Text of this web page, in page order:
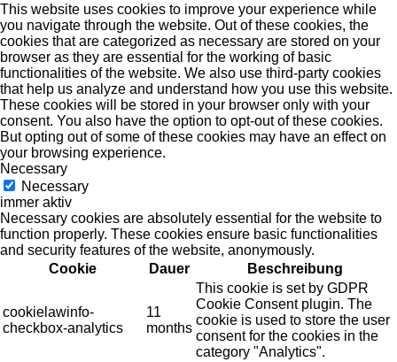
This website uses cookies to improve your experience while
you navigate through the website. Out of these cookies, the
cookies that are categorized as necessary are stored on your
browser as they are essential for the working of basic
functionalities of the website. We also use third-party cookies
that help us analyze and understand how you use this website.
These cookies will be stored in your browser only with your
consent. You also have the option to opt-out of these cookies.
But opting out of some of these cookies may have an effect on
your browsing experience.
Necessary
Necessary
immer aktiv
Necessary cookies are absolutely essential for the website to
function properly. These cookies ensure basic functionalities
and security features of the website, anonymously.
Cookie
Dauer Beschreibung
cookielawinfo-
checkbox-analytics
11
months
This cookie is set by GDPR
Cookie Consent plugin. The
cookie is used to store the user
consent for the cookies in the
category "Analytics".